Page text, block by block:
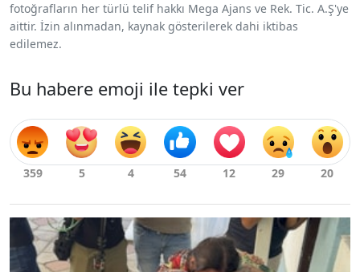
fotoğrafların her türlü telif hakkı Mega Ajans ve Rek. Tic. A.Ş'ye
aittir. İzin alınmadan, kaynak gösterilerek dahi iktibas
edilemez.
Bu habere emoji ile tepki ver